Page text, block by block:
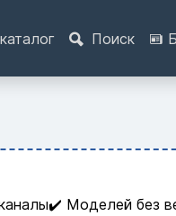
Поиск
Моделей без